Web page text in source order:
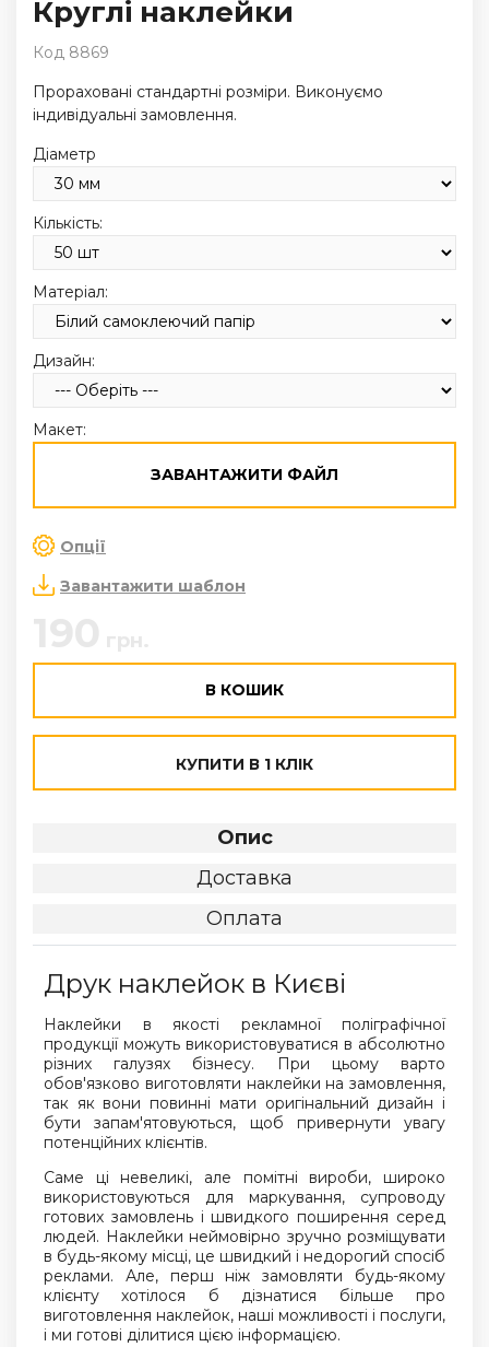
Круглі наклейки
Код 8869
Прораховані стандартні розміри. Виконуємо
індивідуальні замовлення.
Діаметр
Кількість:
Матеріал:
Дизайн:
Макет:
ЗАВАНТАЖИТИ ФАЙЛ
Опції
Завантажити шаблон
В КОШИК
КУПИТИ В 1 КЛІК
Опис
Доставка
Оплата
Друк наклейок в Києві
Наклейки в якості рекламної поліграфічної
продукції можуть використовуватися в абсолютно
різних галузях бізнесу. При цьому варто
обов'язково виготовляти наклейки на замовлення,
так як вони повинні мати оригінальний дизайн і
бути запам'ятовуються, щоб привернути увагу
потенційних клієнтів.
Саме ці невеликі, але помітні вироби, широко
використовуються для маркування, супроводу
готових замовлень і швидкого поширення серед
людей. Наклейки неймовірно зручно розміщувати
в будь-якому місці, це швидкий і недорогий спосіб
реклами. Але, перш ніж замовляти будь-якому
клієнту хотілося б дізнатися більше про
виготовлення наклейок, наші можливості і послуги,
і ми готові ділитися цією інформацією.